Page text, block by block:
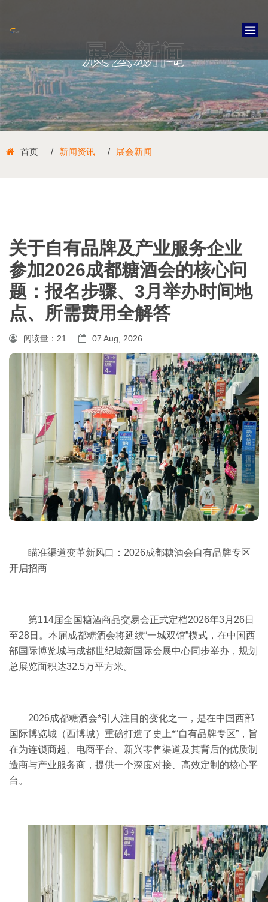
展会新闻
首页 新闻资讯 展会新闻
关于自有品牌及产业服务企业
参加2026成都糖酒会的核心问
题：报名步骤、3月举办时间地
点、所需费用全解答
阅读量： 21 07 Aug, 2026
瞄准渠道变革新风口：2026成都糖酒会自有品牌专区
开启招商
第114届全国糖酒商品交易会正式定档2026年3月26日
至28日。本届成都糖酒会将延续“一城双馆”模式，在中国西
部国际博览城与成都世纪城新国际会展中心同步举办，规划
总展览面积达32.5万平方米。
2026成都糖酒会*引人注目的变化之一，是在中国西部
国际博览城（西博城）重磅打造了史上*“自有品牌专区”，旨
在为连锁商超、电商平台、新兴零售渠道及其背后的优质制
造商与产业服务商，提供一个深度对接、高效定制的核心平
台。